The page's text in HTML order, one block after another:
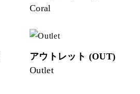
Coral
アウトレット (OUT)
Outlet